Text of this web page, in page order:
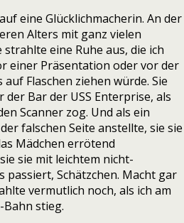
eine Glücklichmacherin. An der
Alters mit ganz vielen
eine Ruhe aus, die ich
einer Präsentation oder vor der
Flaschen ziehen würde. Sie
der Bar der USS Enterprise, als
Scanner zog. Und als ein
falschen Seite anstellte, sie sie
Mädchen errötend
sie mit leichtem nicht-
passiert, Schätzchen. Macht gar
vermutlich noch, als ich am
stieg.